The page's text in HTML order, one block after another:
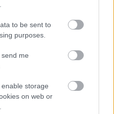
to be sent to
purposes.
me
storage
on web or
elágazódóak, 8-10 cm
először virágaik, melyeket a
Alkalmasak még
létesítésére is.